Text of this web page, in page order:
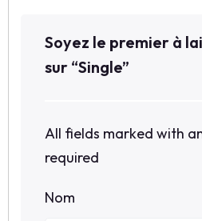
Soyez le premier à
sur “Single”
All fields marked with
required
Nom